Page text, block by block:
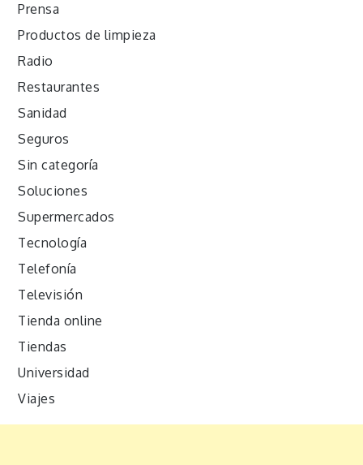
Prensa
Productos de limpieza
Radio
Restaurantes
Sanidad
Seguros
Sin categoría
Soluciones
Supermercados
Tecnología
Telefonía
Televisión
Tienda online
Tiendas
Universidad
Viajes